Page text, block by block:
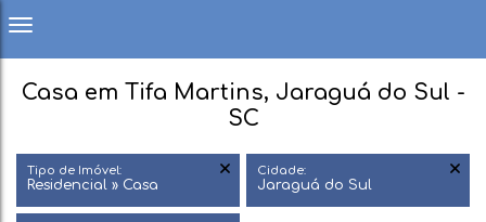
Casa em Tifa Martins, Jaraguá do Sul -
SC
Tipo de Imóvel:
Residencial » Casa
Cidade:
Jaraguá do Sul